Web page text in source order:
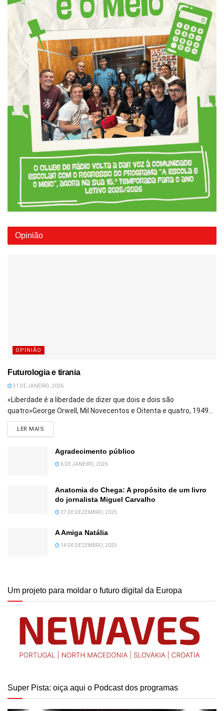
Opinião
OPINIÃO
Futurologia e tirania
31 DE JANEIRO, 2026
«Liberdade é a liberdade de dizer que dois e dois são
quatro»George Orwell, Mil Novecentos e Oitenta e quatro, 1949...
LER MAIS
Agradecimento público
6 DE JANEIRO, 2026
Anatomia do Chega: A propósito de um livro
do jornalista Miguel Carvalho
27 DE DEZEMBRO, 2025
A Amiga Natália
14 DE DEZEMBRO, 2025
Um projeto para moldar o futuro digital da Europa
Super Pista: oiça aqui o Podcast dos programas